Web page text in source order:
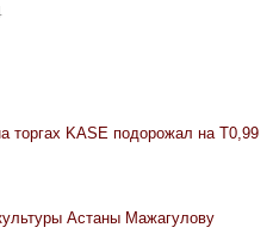
торгах KASE подорожал на Т0,99
Астаны Мажагулову